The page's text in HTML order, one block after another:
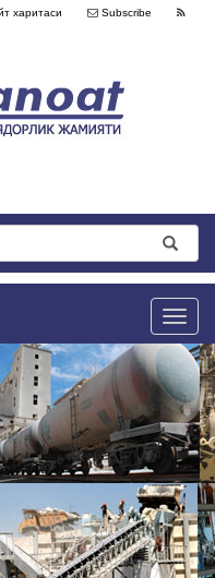
харитаси Subscribe
Toggle